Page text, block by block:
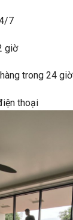
7
giờ
trong 24 giờ
thoại